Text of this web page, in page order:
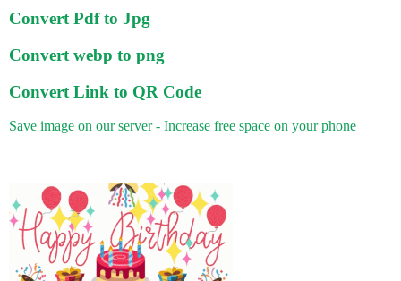
Convert Pdf to Jpg
Convert webp to png
Convert Link to QR Code
Save image on our server - Increase free space on your phone